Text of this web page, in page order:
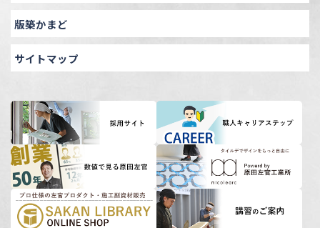
版築かまど
サイトマップ